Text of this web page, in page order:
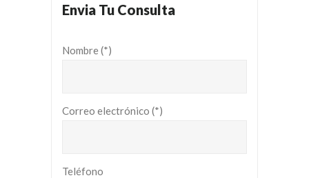
Envia Tu Consulta
Nombre (*)
Correo electrónico (*)
Teléfono